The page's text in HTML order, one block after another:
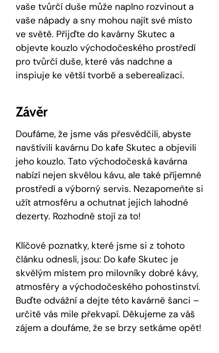
vaše tvůrčí duše může naplno rozvinout a
vaše nápady a sny mohou najít své místo
ve světě. Přijďte do kavárny Skutec a
objevte kouzlo východočeského prostředí
pro tvůrčí duše, které vás nadchne a
inspiuje ke větší tvorbě a seberealizaci.
Závěr
Doufáme, že jsme vás přesvědčili, abyste
navštívili kavárnu Do kafe Skutec a objevili
jeho kouzlo. Tato východočeská kavárna
nabízí nejen skvělou kávu, ale také příjemné
prostředí a výborný servis. Nezapomeňte si
užít atmosféru a ochutnat jejich lahodné
dezerty. Rozhodně stojí za to!
Klíčové poznatky, které jsme si z tohoto
článku odnesli, jsou: Do kafe Skutec je
skvělým místem pro milovníky dobré kávy,
atmosféry a východočeského pohostinství.
Buďte odvážní a dejte této kavárně šanci –
určitě vás mile překvapí. Děkujeme za váš
zájem a doufáme, že se brzy setkáme opět!